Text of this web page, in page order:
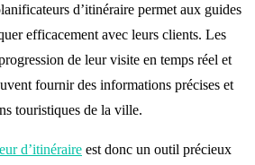
d’itinéraire permet aux guides
efficacement avec leurs clients. Les
de leur visite en temps réel et
fournir des informations précises et
touristiques de la ville.
d’itinéraire est donc un outil précieux